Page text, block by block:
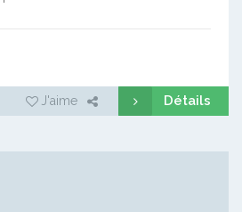
J'aime Détails